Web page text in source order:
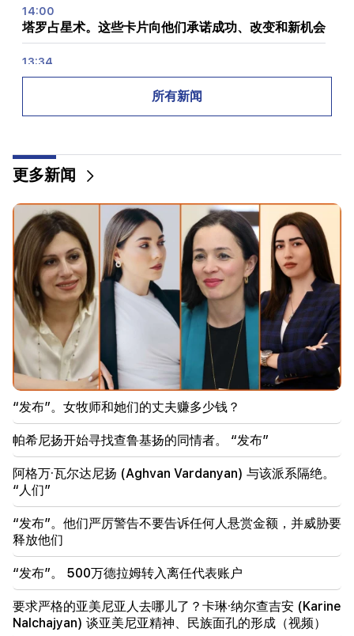
14:00
塔罗占星术。这些卡片向他们承诺成功、改变和新机会
13:34
收集水。会很长一段时间没有水
12:34
12:09
一场战斗让人想起达什塔万村的动作电影。有10多人
受伤
12:00
11年没有剪头发了。印度一名居民创造了头发长度的世
界纪录
11:34
科学家发现一种蘑菇可以让不同国家的人产生类似的幻
觉
11:00
不是代替老师。机器人在学校中的理想角色已经揭晓
10:34
科学家发现鸣禽人类语言的关键特征之一
10:00
最罕见的景象：无人机在澳大利亚海岸拍摄到抹香鲸的
诞生（视频）
01:49
Argam Abrahamyan 被拘留两个月
所有新闻
更多新闻
“发布”。女牧师和她们的丈夫赚多少钱？
帕希尼扬开始寻找查鲁基扬的同情者。 “发布”
阿格万·瓦尔达尼扬 (Aghvan Vardanyan) 与该派系隔绝。
“人们”
“发布”。他们严厉警告不要告诉任何人悬赏金额，并威胁要
释放他们
“发布”。 500万德拉姆转入离任代表账户
要求严格的亚美尼亚人去哪儿了？卡琳·纳尔查吉安 (Karine
Nalchajyan) 谈亚美尼亚精神、民族面孔的形成（视频）